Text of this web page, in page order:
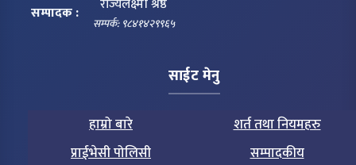
सम्पादक : राज्यलक्ष्मी श्रेष्ठ
सम्पर्क: ९८४१४२९९६५
साईट मेनु
हाम्रो बारे
शर्त तथा नियमहरु
प्राईभेसी पोलिसी
सम्पादकीय